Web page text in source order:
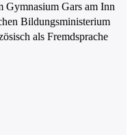
Gars am Inn
Bildungsministerium
als Fremdsprache